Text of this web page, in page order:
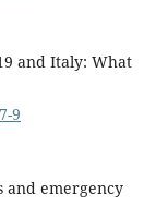
and Italy: What
9
and emergency